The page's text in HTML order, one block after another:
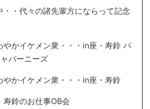
・・代々の諸先輩方にならって記念
やかイケメン衆・・・in座・寿鈴 パ
ーニーズ
やかイケメン衆・・・in座・寿鈴
寿鈴のお仕事OB会